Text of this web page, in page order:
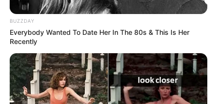
ACTIVAR AHORA
TEMAS DESTACADOS
EMERGENCIAS POR LLUVIAS
BUZZDAY
Everybody Wanted To Date Her In The 80s & This Is Her
Recently